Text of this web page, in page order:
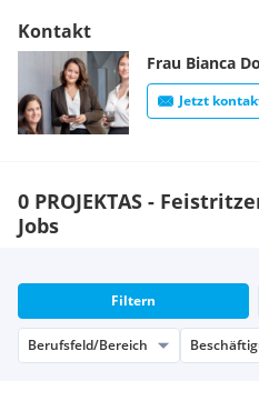
Kontakt
Frau Bianca
Jetzt
0 PROJEKTAS -
Jobs
Filtern
Berufsfeld/Bereich